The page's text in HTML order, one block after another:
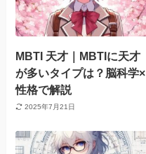
MBTI 天才｜MBTIに天才
が多いタイプは？脳科学×
性格で解説
2025年7月21日